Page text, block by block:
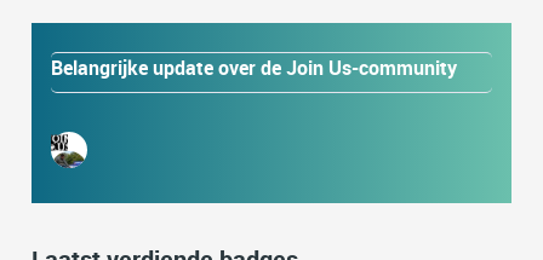
Belangrijke update over de Join Us-community